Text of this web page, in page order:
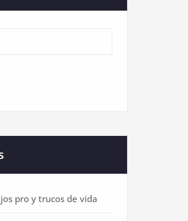
pro y trucos de vida